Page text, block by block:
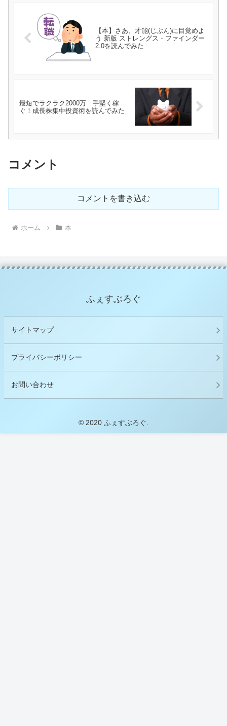
【本】さあ、才能(じぶん)に目覚めよ
う 新版 ストレングス・ファインダー
2.0を読んでみた
最短でラクラク2000万 手堅く稼
ぐ！成長株集中投資術を読んでみた
コメント
コメントを書き込む
ホーム 本
ふぇすぶろぐ
サイトマップ
プライバシーポリシー
お問い合わせ
© 2020 ふぇすぶろぐ.